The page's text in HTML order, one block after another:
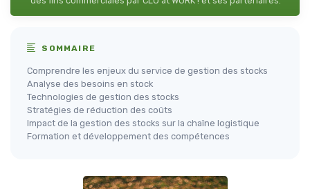
SOMMAIRE
Comprendre les enjeux du service de gestion des stocks
Analyse des besoins en stock
Technologies de gestion des stocks
Stratégies de réduction des coûts
Impact de la gestion des stocks sur la chaîne logistique
Formation et développement des compétences